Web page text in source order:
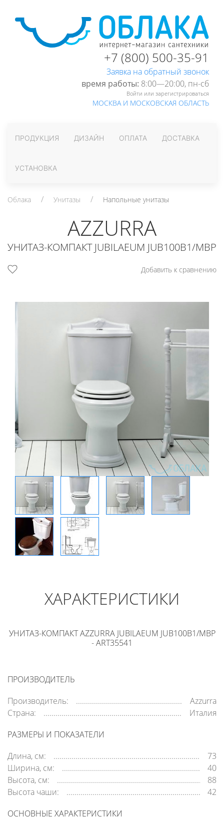
+7 (800) 500-35-91
Заявка на обратный звонок
время работы: 8:00—20:00, пн-cб
Войти или зарегистрироваться
МОСКВА И МОСКОВСКАЯ ОБЛАСТЬ
ПРОДУКЦИЯ ДИЗАЙН ОПЛАТА ДОСТАВКА
УСТАНОВКА
Облака Унитазы Напольные унитазы
AZZURRA
УНИТАЗ-КОМПАКТ JUBILAEUM JUB100B1/MBP
Добавить к сравнению
ХАРАКТЕРИСТИКИ
УНИТАЗ-КОМПАКТ AZZURRA JUBILAEUM JUB100B1/MBP
- ART35541
ПРОИЗВОДИТЕЛЬ
Производитель:
Azzurra
Страна:
Италия
РАЗМЕРЫ И ПОКАЗАТЕЛИ
Длина, см:
73
Ширина, см:
40
Высота, см:
88
Высота чаши:
42
ОСНОВНЫЕ ХАРАКТЕРИСТИКИ